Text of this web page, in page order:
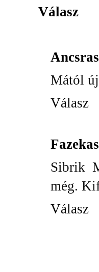
Válasz
Ancsras
Mától
Válasz
Sibrik
még.
Válasz